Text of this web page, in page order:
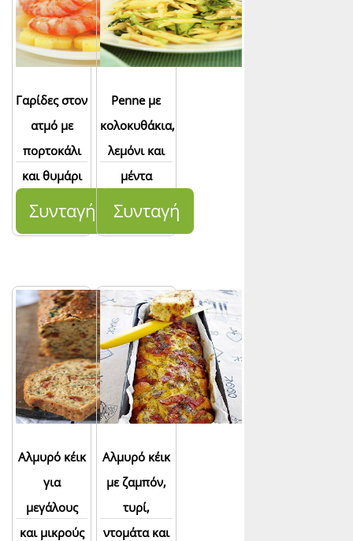
Γαρίδες στον
ατμό με
πορτοκάλι
και θυμάρι
Συνταγή
Penne με
κολοκυθάκια,
λεμόνι και
μέντα
Συνταγή
Αλμυρό κέικ
για
μεγάλους
και μικρούς
Αλμυρό κέικ
με ζαμπόν,
τυρί,
ντομάτα και